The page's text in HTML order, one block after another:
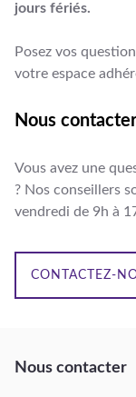
jours fériés.
Posez vos
votre espace
Nous contacter
Vous avez une
? Nos conseillers
vendredi de 9h à
CONTACTEZ-
Nous contacter